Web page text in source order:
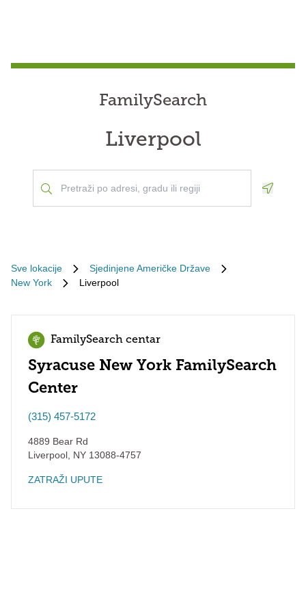
FamilySearch
Liverpool
Sve lokacije
Sjedinjene Američke Države
New York
Liverpool
FamilySearch centar
Syracuse New York FamilySearch
Center
(315) 457-5172
4889 Bear Rd
Liverpool NY 13088-4757
ZATRAŽI UPUTE